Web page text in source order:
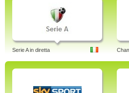
Serie A in diretta